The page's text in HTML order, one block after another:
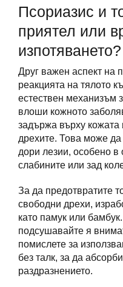
Псориазис и
приятел или
изпотяването?
Друг важен аспект на
реакцията на тялото
естествен механизъм
влоши кожното
задържа върху кожата
дрехите. Това може да
дори лезии, особено в
слабините или зад
За да предотвратите
свободни дрехи,
като памук или
подсушавайте я
помислете за
без талк, за да
раздразнението.